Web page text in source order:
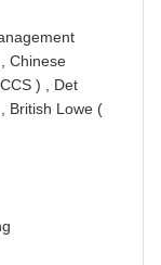
Chinese
) , Det
British Lowe (